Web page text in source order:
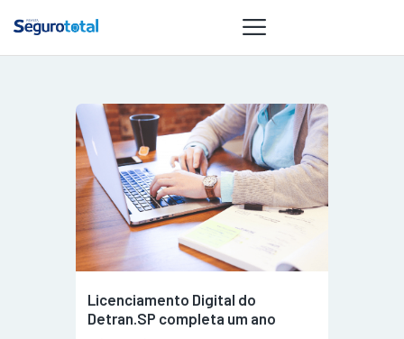
NOTÍCIAS
REVISTA
ESPECIAIS
GAIVOTA DE
OURO
ST SUMMIT
GESTORAS
Licenciamento Digital do
Detran.SP completa um ano